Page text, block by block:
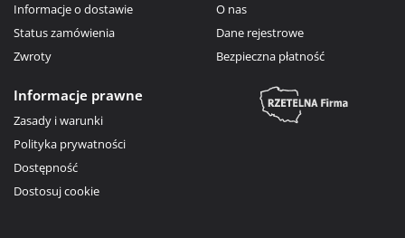
Informacje o dostawie
Status zamówienia
Zwroty
O nas
Dane rejestrowe
Bezpieczna płatność
Informacje prawne
Zasady i warunki
Polityka prywatności
Dostępność
Dostosuj cookie